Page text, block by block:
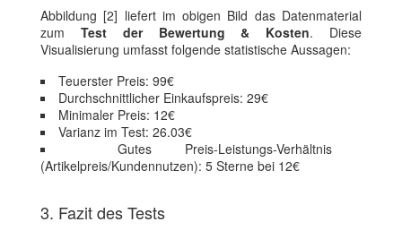
Abbildung [2] liefert im obigen Bild das Datenmaterial
zum Test der Bewertung & Kosten. Diese
Visualisierung umfasst folgende statistische Aussagen:
Teuerster Preis: 99€
Durchschnittlicher Einkaufspreis: 29€
Minimaler Preis: 12€
Varianz im Test: 26.03€
Gutes Preis-Leistungs-Verhältnis
(Artikelpreis/Kundennutzen): 5 Sterne bei 12€
3. Fazit des Tests